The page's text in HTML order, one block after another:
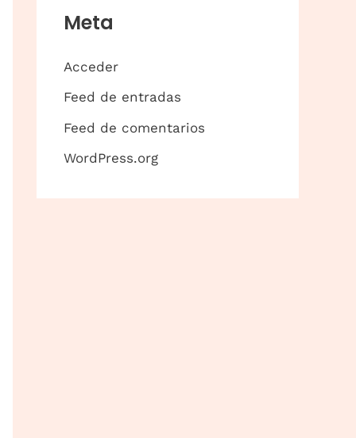
Meta
Acceder
Feed de entradas
Feed de comentarios
WordPress.org